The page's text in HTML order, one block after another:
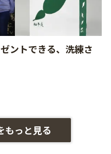
ントできる、洗練さ
もっと見る